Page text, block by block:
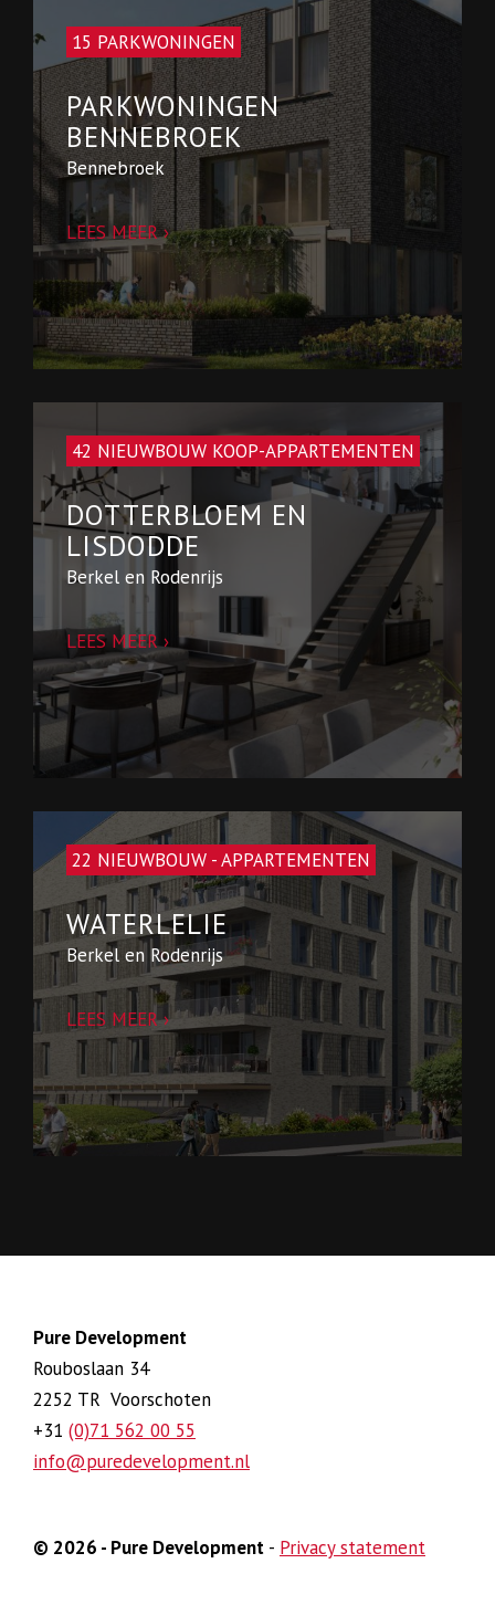
15 PARKWONINGEN
PARKWONINGEN
BENNEBROEK
Bennebroek
LEES MEER ›
42 NIEUWBOUW KOOP-APPARTEMENTEN
DOTTERBLOEM EN
LISDODDE
Berkel en Rodenrijs
LEES MEER ›
22 NIEUWBOUW - APPARTEMENTEN
WATERLELIE
Berkel en Rodenrijs
LEES MEER ›
Pure Development
Rouboslaan 34
2252 TR Voorschoten
+31 (0)71 562 00 55
info@puredevelopment.nl
© 2026 - Pure Development - Privacy statement